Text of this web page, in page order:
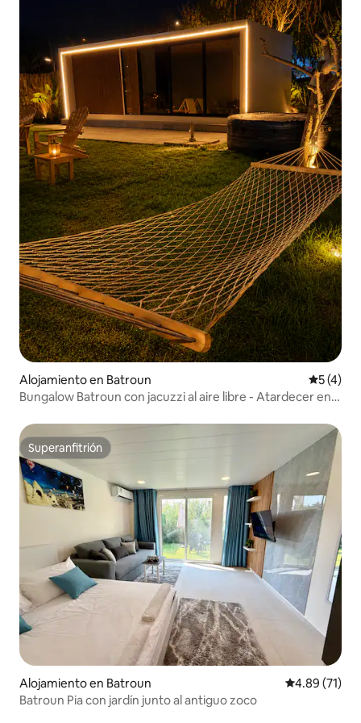
Alojamiento en Batroun
5 (4)
Bungalow Batroun con jacuzzi al aire libre - Atardecer en
Superanfitrión
Superanfitrión
Alojamiento en Batroun Calificación
4.89 (71)
Batroun Pia con jardín junto al antiguo zoco